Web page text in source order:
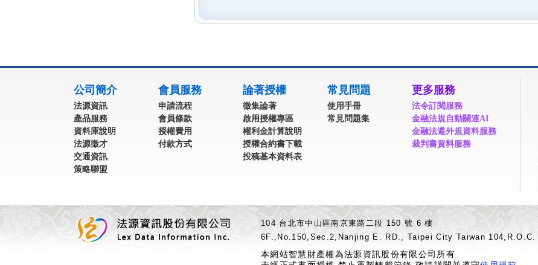
公司簡介
法源資訊
產品服務
資料庫說明
法源徵才
交通資訊
策略聯盟
會員服務
申請流程
會員條款
授權費用
付款方式
論著授權
徵集論著
啟用授權專區
權利金計算說明
授權合約書下載
投稿基本資料表
常見問題
使用手冊
常見問題集
更多服務
法令訂閱服務
金融法規自動關連AI
金融法遵外規資料服務
裁判書資料服務
104 台北市中山區南京東路二段 150 號 6 樓
6F.,No.150,Sec.2,Nanjing E. RD., Taipei City Taiwan 104,R.O.C.
本網站智慧財產權為法源資訊股份有限公司所有